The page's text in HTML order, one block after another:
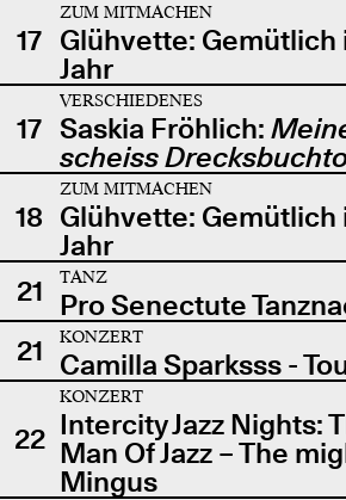
17
ZUM MITMACHEN
Glühvette: Gemütlich
Jahr
17
VERSCHIEDENES
Saskia Fröhlich:
scheiss
18
ZUM MITMACHEN
Glühvette: Gemütlich
Jahr
21
TANZ
Pro Senectute
21
KONZERT
Camilla Sparksss -
22
KONZERT
Intercity Jazz Nights:
Man Of Jazz – The
Mingus